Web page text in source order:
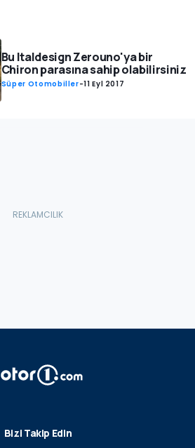
Bu Italdesign Zerouno'ya bir
Chiron parasına sahip olabilirsiniz
Süper Otomobiller-11 Eyl 2017
Bizi Takip Edin